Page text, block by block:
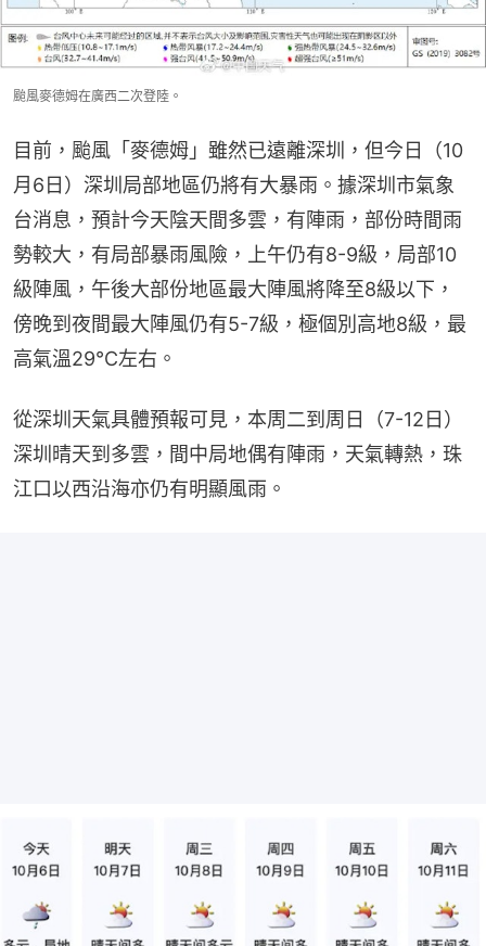
颱風麥德姆在廣西二次登陸。
目前，颱風「麥德姆」雖然已遠離深圳，但今日（10
月6日）深圳局部地區仍將有大暴雨。據深圳市氣象
台消息，預計今天陰天間多雲，有陣雨，部份時間雨
勢較大，有局部暴雨風險，上午仍有8-9級，局部10
級陣風，午後大部份地區最大陣風將降至8級以下，
傍晚到夜間最大陣風仍有5-7級，極個別高地8級，最
高氣溫29℃左右。
從深圳天氣具體預報可見，本周二到周日（7-12日）
深圳晴天到多雲，間中局地偶有陣雨，天氣轉熱，珠
江口以西沿海亦仍有明顯風雨。